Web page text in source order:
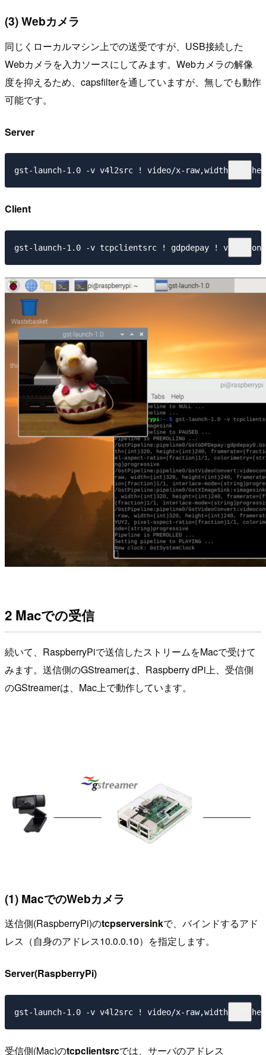
(3) Webカメラ
同じくローカルマシン上での送受ですが、USB接続した
Webカメラを入力ソースにしてみます。Webカメラの解像
度を抑えるため、capsfilterを通していますが、無しでも動作
可能です。
Server
Client
2 Macでの受信
続いて、RaspberryPiで送信したストリームをMacで受けて
みます。送信側のGStreamerは、Raspberry dPi上、受信側
のGStreamerは、Mac上で動作しています。
(1) MacでのWebカメラ
送信側(RaspberryPi)のtcpserversinkで、バインドするアド
レス（自身のアドレス10.0.0.10）を指定します。
Server(RaspberryPi)
受信側(Mac)のtcpclientsrcでは、サーバのアドレス